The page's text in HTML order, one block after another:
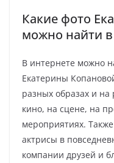
Какие фото
можно найти в
В интернете можно
Екатерины
разных образах и
кино, на сцене, на
мероприятиях.
актрисы в
компании друзей и